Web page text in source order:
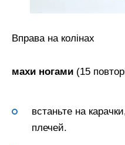
Вправа на колінах
махи ногами (15
встаньте на
плечей.